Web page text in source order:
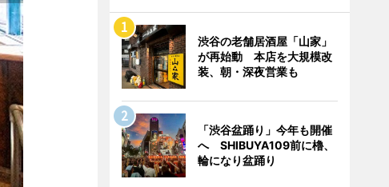
渋谷の老舗居酒屋「山家」
が再始動 本店を大規模改
装、朝・深夜営業も
「渋谷盆踊り」今年も開催
へ SHIBUYA109前に櫓、
輪になり盆踊り